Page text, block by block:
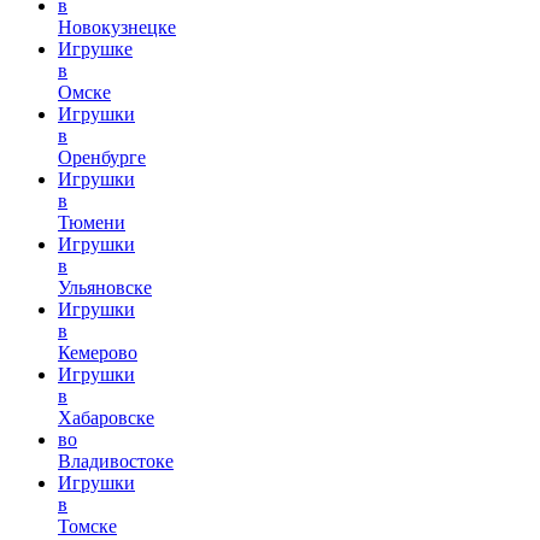
в
Новокузнецке
Игрушке
в
Омске
Игрушки
в
Оренбурге
Игрушки
в
Тюмени
Игрушки
в
Ульяновске
Игрушки
в
Кемерово
Игрушки
в
Хабаровске
во
Владивостоке
Игрушки
в
Томске